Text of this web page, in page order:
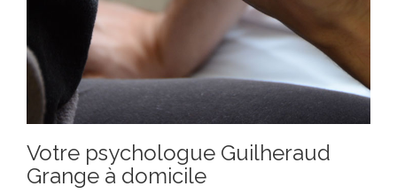
Votre psychologue Guilheraud
Grange à domicile